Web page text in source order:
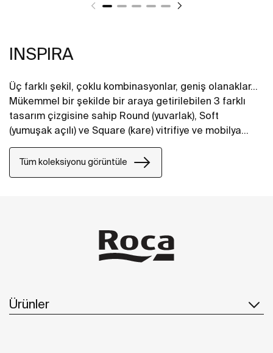
INSPIRA
Üç farklı şekil, çoklu kombinasyonlar, geniş olanaklar...
Mükemmel bir şekilde bir araya getirilebilen 3 farklı
tasarım çizgisine sahip Round (yuvarlak), Soft
(yumuşak açılı) ve Square (kare) vitrifiye ve mobilya
Tüm koleksiyonu görüntüle
Ürünler